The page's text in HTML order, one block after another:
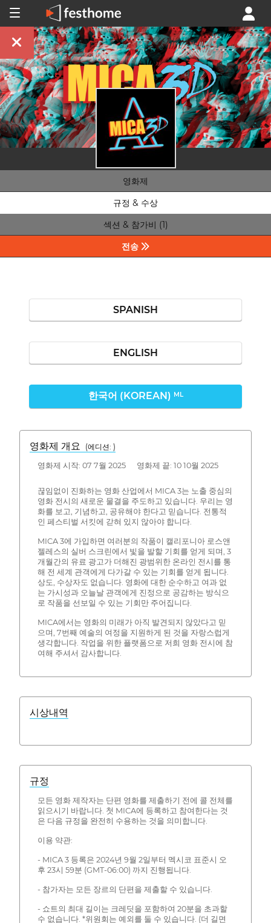
영화제
규정 & 수상
섹션 & 참가비 (1)
전송
SPANISH
ENGLISH
한국어 (KOREAN) ML
영화제 개요 (에디션: )
영화제 시작: 07 7월 2025 영화제 끝: 10 10월 2025
끊임없이 진화하는 영화 산업에서 MICA 3는 노출 중심의
영화 전시의 새로운 물결을 주도하고 있습니다. 우리는 영
화를 보고, 기념하고, 공유해야 한다고 믿습니다. 전통적
인 페스티벌 서킷에 갇혀 있지 않아야 합니다.
MICA 3에 가입하면 여러분의 작품이 캘리포니아 로스앤
젤레스의 실버 스크린에서 빛을 발할 기회를 얻게 되며, 3
개월간의 유료 광고가 더해진 광범위한 온라인 전시를 통
해 전 세계 관객에게 다가갈 수 있는 기회를 얻게 됩니다.
상도, 수상자도 없습니다. 영화에 대한 순수하고 여과 없
는 가시성과 오늘날 관객에게 진정으로 공감하는 방식으
로 작품을 선보일 수 있는 기회만 주어집니다.
MICA에서는 영화의 미래가 아직 발견되지 않았다고 믿
으며, 7번째 예술의 여정을 지원하게 된 것을 자랑스럽게
생각합니다. 작업을 위한 플랫폼으로 저희 영화 전시에 참
여해 주셔서 감사합니다.
시상내역
규정
모든 영화 제작자는 단편 영화를 제출하기 전에 콜 전체를
읽으시기 바랍니다. 첫 MICA에 등록하고 참여한다는 것
은 다음 규정을 완전히 수용하는 것을 의미합니다.
이용 약관:
- MICA 3 등록은 2024년 9월 2일부터 멕시코 표준시 오
후 23시 59분 (GMT-06:00) 까지 진행됩니다.
- 참가자는 모든 장르의 단편을 제출할 수 있습니다.
- 쇼트의 최대 길이는 크레딧을 포함하여 20분을 초과할
수 없습니다. *위원회는 예외를 둘 수 있습니다. (더 길면